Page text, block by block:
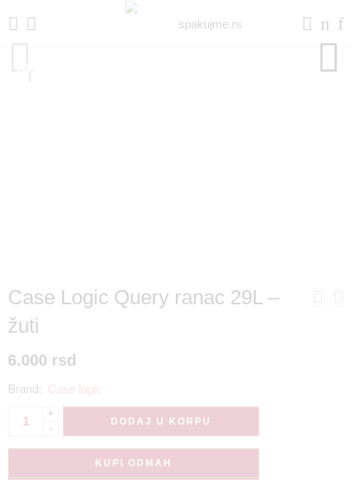
Case Logic Query ranac 29L –
žuti
6.000 rsd
Brand: Case logic
+
-
DODAJ U KORPU
KUPI ODMAH